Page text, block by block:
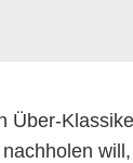
Über-